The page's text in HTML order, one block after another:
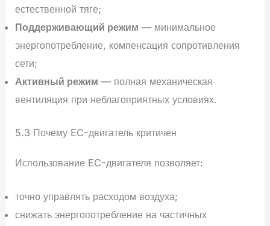
естественной тяге;
Поддерживающий режим — минимальное
энергопотребление, компенсация сопротивления
сети;
Активный режим — полная механическая
вентиляция при неблагоприятных условиях.
5.3 Почему EC-двигатель критичен
Использование EC-двигателя позволяет:
точно управлять расходом воздуха;
снижать энергопотребление на частичных